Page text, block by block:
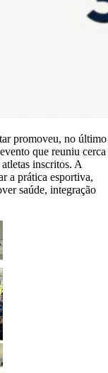
promoveu, no último
que reuniu cerca
inscritos. A
a prática esportiva,
saúde, integração